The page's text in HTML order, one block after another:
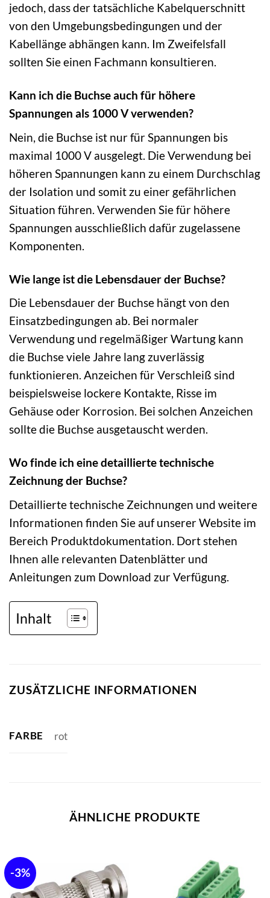
jedoch, dass der tatsächliche Kabelquerschnitt
von den Umgebungsbedingungen und der
Kabellänge abhängen kann. Im Zweifelsfall
sollten Sie einen Fachmann konsultieren.
Kann ich die Buchse auch für höhere
Spannungen als 1000 V verwenden?
Nein, die Buchse ist nur für Spannungen bis
maximal 1000 V ausgelegt. Die Verwendung bei
höheren Spannungen kann zu einem Durchschlag
der Isolation und somit zu einer gefährlichen
Situation führen. Verwenden Sie für höhere
Spannungen ausschließlich dafür zugelassene
Komponenten.
Wie lange ist die Lebensdauer der Buchse?
Die Lebensdauer der Buchse hängt von den
Einsatzbedingungen ab. Bei normaler
Verwendung und regelmäßiger Wartung kann
die Buchse viele Jahre lang zuverlässig
funktionieren. Anzeichen für Verschleiß sind
beispielsweise lockere Kontakte, Risse im
Gehäuse oder Korrosion. Bei solchen Anzeichen
sollte die Buchse ausgetauscht werden.
Wo finde ich eine detaillierte technische
Zeichnung der Buchse?
Detaillierte technische Zeichnungen und weitere
Informationen finden Sie auf unserer Website im
Bereich Produktdokumentation. Dort stehen
Ihnen alle relevanten Datenblätter und
Anleitungen zum Download zur Verfügung.
Inhalt
ZUSÄTZLICHE INFORMATIONEN
FARBE rot
ÄHNLICHE PRODUKTE
-3%